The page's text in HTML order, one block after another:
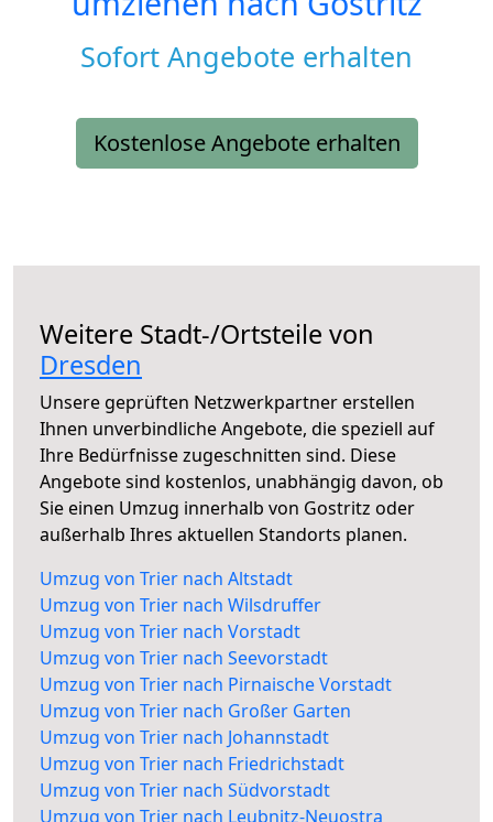
Sofort Angebote erhalten
Kostenlose Angebote erhalten
Weitere Stadt-/Ortsteile von
Dresden
Unsere geprüften Netzwerkpartner erstellen
Ihnen unverbindliche Angebote, die speziell auf
Ihre Bedürfnisse zugeschnitten sind. Diese
Angebote sind kostenlos, unabhängig davon, ob
Sie einen Umzug innerhalb von Gostritz oder
außerhalb Ihres aktuellen Standorts planen.
Umzug von Trier nach Altstadt
Umzug von Trier nach Wilsdruffer
Umzug von Trier nach Vorstadt
Umzug von Trier nach Seevorstadt
Umzug von Trier nach Pirnaische Vorstadt
Umzug von Trier nach Großer Garten
Umzug von Trier nach Johannstadt
Umzug von Trier nach Friedrichstadt
Umzug von Trier nach Südvorstadt
Umzug von Trier nach Leubnitz-Neuostra